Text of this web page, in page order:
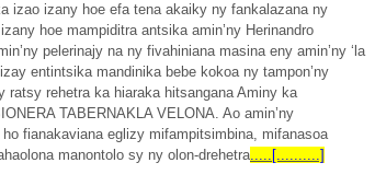
izao izany hoe efa tena akaiky ny fankalazana ny
hoe mampiditra antsika amin’ny Herinandro
pelerinajy na ny fivahiniana masina eny amin’ny ‘la
entintsika mandinika bebe kokoa ny tampon’ny
ratsy rehetra ka hiaraka hitsangana Aminy ka
TABERNAKLA VELONA. Ao amin’ny
fianakaviana eglizy mifampitsimbina, mifanasoa
manontolo sy ny olon-drehetra.....[..........]